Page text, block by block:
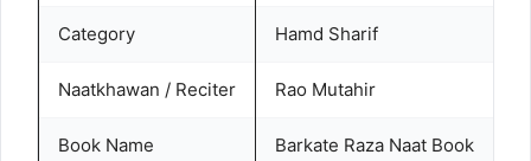
Category Hamd Sharif
Naatkhawan / Reciter Rao Mutahir
Book Name Barkate Raza Naat Book